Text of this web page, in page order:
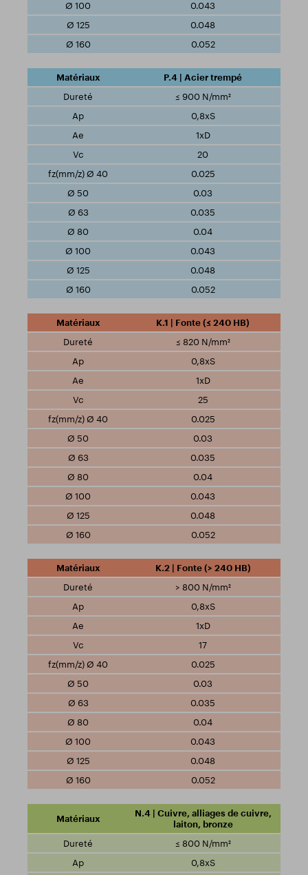
0.043
0.048
0.052
P.4 | Acier trempé
≤ 900 N/mm²
0,8xS
1xD
20
0.025
0.03
0.035
0.04
0.043
0.048
0.052
K.1 | Fonte (≤ 240 HB)
≤ 820 N/mm²
0,8xS
1xD
25
0.025
0.03
0.035
0.04
0.043
0.048
0.052
K.2 | Fonte (> 240 HB)
> 800 N/mm²
0,8xS
1xD
17
0.025
0.03
0.035
0.04
0.043
0.048
0.052
N.4 | Cuivre, alliages de cuivre,
laiton, bronze
≤ 800 N/mm²
0,8xS